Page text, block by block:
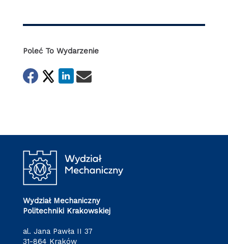
Poleć To Wydarzenie
Wydział Mechaniczny
Politechniki Krakowskiej
al. Jana Pawła II 37
31-864 Kraków